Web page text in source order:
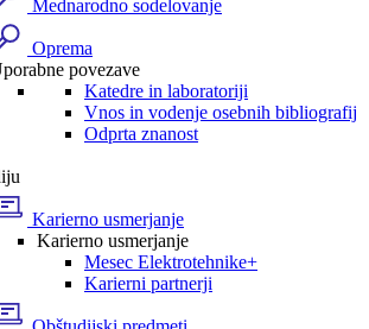
Mednarodno sodelovanje
Oprema
povezave
Katedre in laboratoriji
Vnos in vodenje osebnih bibliografij
Odprta znanost
Karierno usmerjanje
Karierno usmerjanje
Mesec Elektrotehnike+
Karierni partnerji